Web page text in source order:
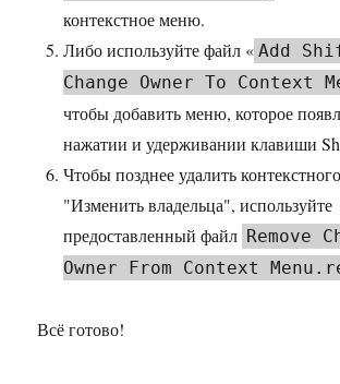
контекстное меню.
Либо используйте файл « Add
Change Owner To Context
чтобы добавить меню, которое
нажатии и удерживании клавиши
Чтобы позднее удалить
"Изменить владельца", используйте
предоставленный файл Remove
Owner From Context
Всё готово!